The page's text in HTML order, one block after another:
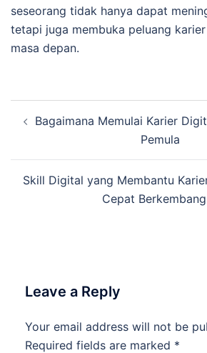
seseorang tidak hanya dapat
tetapi juga membuka peluang
masa depan.
navigation
Bagaimana Memulai Karier
Pemula
Skill Digital yang Membantu
Cepat Berkembang
Leave a Reply
Your email address will not be
Required fields are marked *